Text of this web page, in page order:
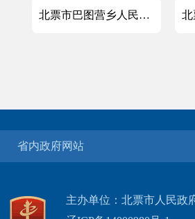
北票市巴图营乡人民政府2025年政府信息公开工作年度报告
省内政府网站
主办单位：北票市人民政